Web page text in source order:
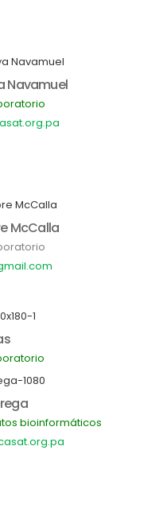
Navamuel
McCalla
bioinformáticos